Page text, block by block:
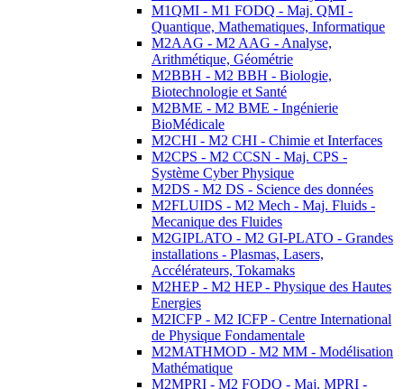
M1QMI - M1 FODQ - Maj. QMI -
Quantique, Mathematiques, Informatique
M2AAG - M2 AAG - Analyse,
Arithmétique, Géométrie
M2BBH - M2 BBH - Biologie,
Biotechnologie et Santé
M2BME - M2 BME - Ingénierie
BioMédicale
M2CHI - M2 CHI - Chimie et Interfaces
M2CPS - M2 CCSN - Maj. CPS -
Système Cyber Physique
M2DS - M2 DS - Science des données
M2FLUIDS - M2 Mech - Maj. Fluids -
Mecanique des Fluides
M2GIPLATO - M2 GI-PLATO - Grandes
installations - Plasmas, Lasers,
Accélérateurs, Tokamaks
M2HEP - M2 HEP - Physique des Hautes
Energies
M2ICFP - M2 ICFP - Centre International
de Physique Fondamentale
M2MATHMOD - M2 MM - Modélisation
Mathématique
M2MPRI - M2 FODQ - Maj. MPRI -